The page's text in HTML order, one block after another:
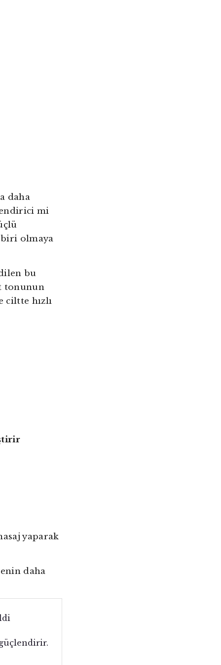
daha
mi
olmaya
bu
tonunun
ciltte hızlı
yaparak
daha